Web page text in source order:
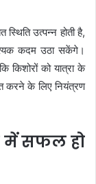
उत्पन्न होती है,
कदम उठा सकेंगे।
किशोरों को यात्रा के
करने के लिए नियंत्रण
में सफल हो